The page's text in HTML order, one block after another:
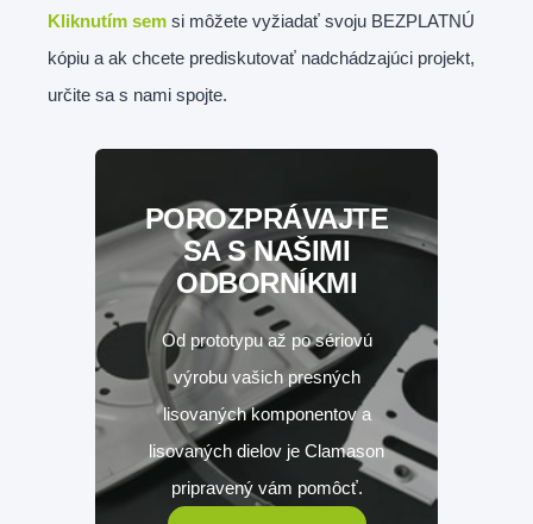
Kliknutím sem si môžete vyžiadať svoju BEZPLATNÚ
kópiu a ak chcete prediskutovať nadchádzajúci projekt,
určite sa s nami spojte.
POROZPRÁVAJTE
SA S NAŠIMI
ODBORNÍKMI
Od prototypu až po sériovú
výrobu vašich presných
lisovaných komponentov a
lisovaných dielov je Clamason
pripravený vám pomôcť.